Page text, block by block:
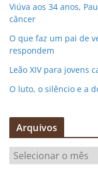
Viúva aos 34 anos,
câncer
O que faz um pai de
respondem
Leão XIV para jovens
O luto, o silêncio e a
Arquivos
r